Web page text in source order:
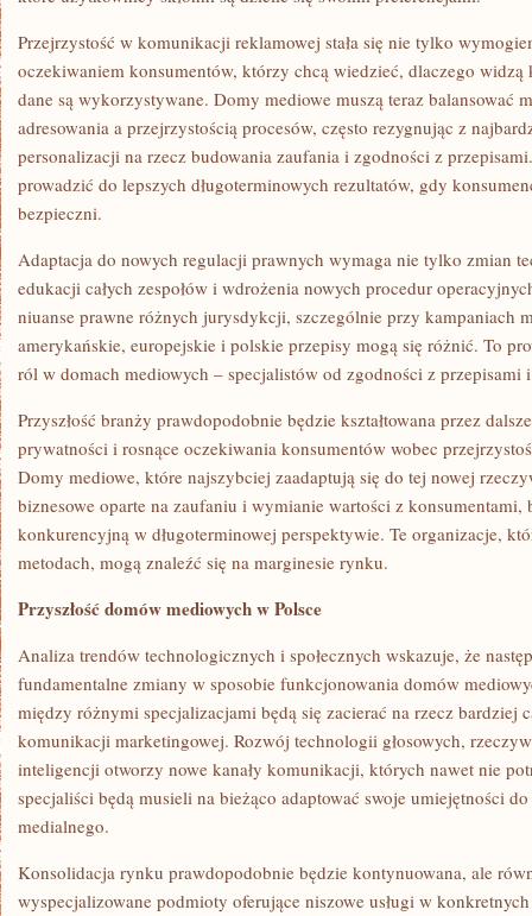
Przejrzystość w komunikacji reklamowej stała się nie tylko
oczekiwaniem konsumentów, którzy chcą wiedzieć, dlaczego
dane są wykorzystywane. Domy mediowe muszą teraz balansować
adresowania a przejrzystością procesów, często rezygnując z
personalizacji na rzecz budowania zaufania i zgodności z
prowadzić do lepszych długoterminowych rezultatów, gdy
bezpieczni.
Adaptacja do nowych regulacji prawnych wymaga nie tylko zmian
edukacji całych zespołów i wdrożenia nowych procedur
niuanse prawne różnych jurysdykcji, szczególnie przy kampaniach
amerykańskie, europejskie i polskie przepisy mogą się różnić. To
ról w domach mediowych – specjalistów od zgodności z
Przyszłość branży prawdopodobnie będzie kształtowana przez
prywatności i rosnące oczekiwania konsumentów wobec
Domy mediowe, które najszybciej zaadaptują się do tej nowej
biznesowe oparte na zaufaniu i wymianie wartości z konsumentami,
konkurencyjną w długoterminowej perspektywie. Te organizacje,
metodach, mogą znaleźć się na marginesie rynku.
Przyszłość domów mediowych w Polsce
Analiza trendów technologicznych i społecznych wskazuje, że
fundamentalne zmiany w sposobie funkcjonowania domów
między różnymi specjalizacjami będą się zacierać na rzecz bardziej
komunikacji marketingowej. Rozwój technologii głosowych,
inteligencji otworzy nowe kanały komunikacji, których nawet nie
specjaliści będą musieli na bieżąco adaptować swoje umiejętności
medialnego.
Konsolidacja rynku prawdopodobnie będzie kontynuowana, ale
wyspecjalizowane podmioty oferujące niszowe usługi w